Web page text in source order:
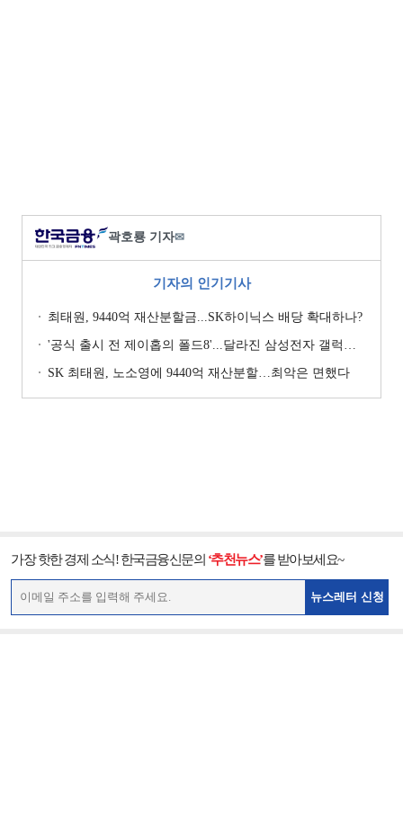
곽호룡 기자✉
기자의 인기기사
최태원, 9440억 재산분할금...SK하이닉스 배당 확대하나?
'공식 출시 전 제이홉의 폴드8'...달라진 삼성전자 갤럭시 마케팅?
SK 최태원, 노소영에 9440억 재산분할…최악은 면했다
가장 핫한 경제 소식! 한국금융신문의 ‘추천뉴스’를 받아보세요~
뉴스레터 신청